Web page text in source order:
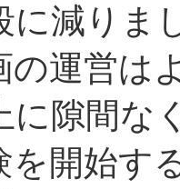
に減りま
の運営は
に隙間な
を開始す